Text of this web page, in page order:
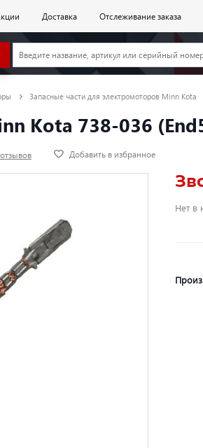
Доставка Отслеживание заказа
Запасные части для электромоторов Minn Kota
Kota 738-036
Добавить в избранное
Нет в